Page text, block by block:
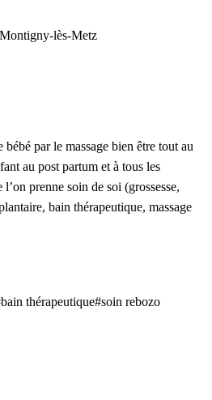
lès-Metz
bébé par le massage bien être tout au
au post partum et à tous les
prenne soin de soi (grossesse,
bain thérapeutique, massage
thérapeutique#soin rebozo